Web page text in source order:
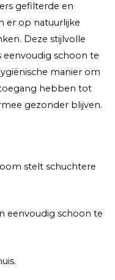
gefilterde en
er op natuurlijke
Deze stijlvolle
eenvoudig schoon te
manier om
hebben tot
gezonder blijven.
stelt schuchtere
eenvoudig schoon te